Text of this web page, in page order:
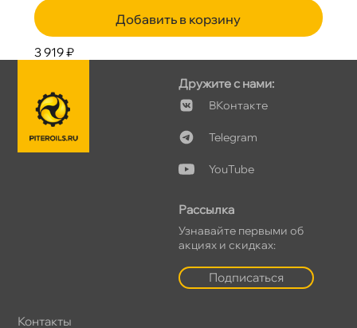
Добавить в корзину
3 919 ₽
Дружите с нами:
Контакте
Telegram
YouTube
Рассылка
Узнавайте первыми о
акциях и скидках:
Подписаться
Контакты